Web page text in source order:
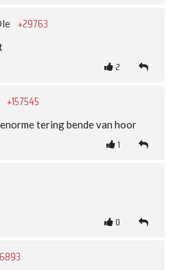
+29763
2
+157545
tering bende van hoor
1
0